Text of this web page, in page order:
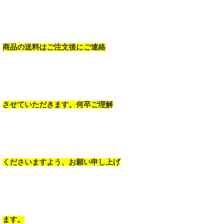
商品の送料はご注文後にご連絡
させていただきます。何卒ご理解
くださいますよう、お願い申し上げ
ます。